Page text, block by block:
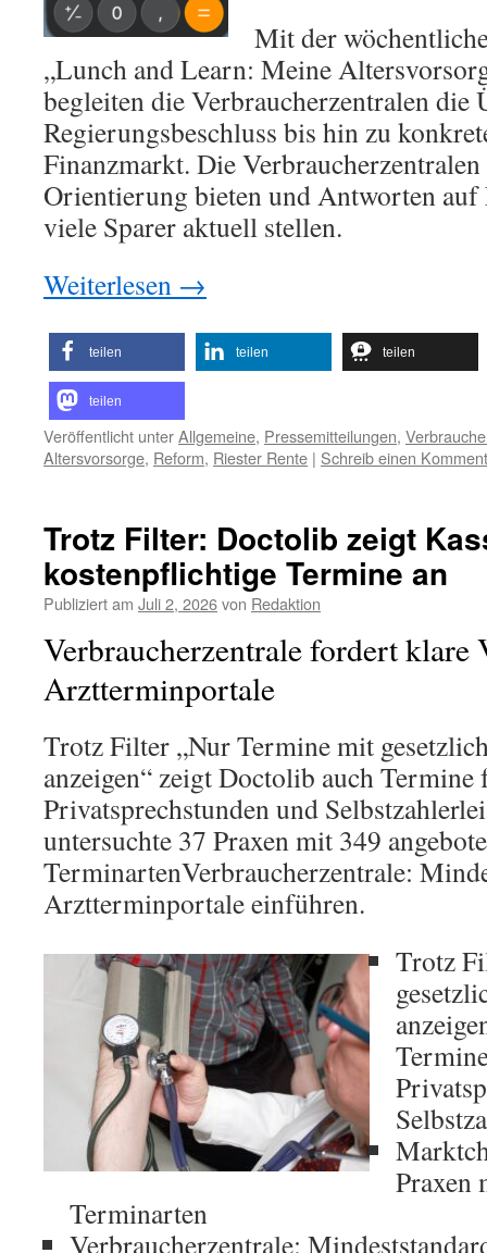
Mit der
„Lunch and Learn: Meine
begleiten die Verbraucherzentralen die
Regierungsbeschluss bis hin zu
Finanzmarkt. Die
Orientierung bieten und Antworten auf
viele Sparer aktuell stellen.
Weiterlesen →
teilen teilen teilen
teilen
Veröffentlicht unterAllgemeine, Pressemitteilungen,
Altersvorsorge, Reform, Riester Rente | Schreib einen
Trotz Filter: Doctolib zeigt
kostenpflichtige Termine an
Publiziert am Juli 2, 2026von Redaktion
Verbraucherzentrale fordert klare
Arztterminportale
Trotz Filter „Nur Termine mit
anzeigen“ zeigt Doctolib auch Termine
Privatsprechstunden und
untersuchte 37 Praxen mit 349
TerminartenVerbraucherzentrale:
Arztterminportale einführen.
Trotz
Praxen
Terminarten
Verbraucherzentrale: